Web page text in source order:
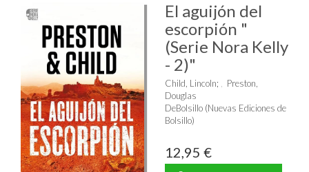
El aguijón del
escorpión "
(Serie Nora Kelly
- 2)"
Child, Lincoln;
Preston,
Douglas
DeBolsillo (Nuevas Ediciones de
Bolsillo)
12,95 €